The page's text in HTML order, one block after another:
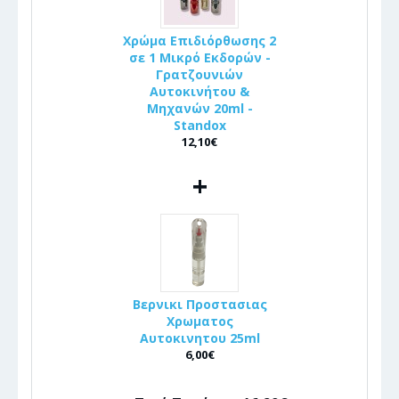
Χρώμα Επιδιόρθωσης 2
σε 1 Μικρό Εκδορών -
Γρατζουνιών
Αυτοκινήτου &
Μηχανών 20ml -
Standox
12,10€
+
Βερνικι Προστασιας
Χρωματος
Αυτοκινητου 25ml
6,00€